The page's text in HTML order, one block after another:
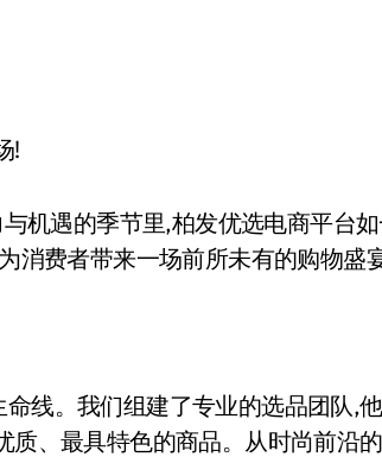
!
机遇的季节里,柏发优选电商平台
消费者带来一场前所未有的购物盛
线。我们组建了专业的选品团队,
质、最具特色的商品。从时尚前沿